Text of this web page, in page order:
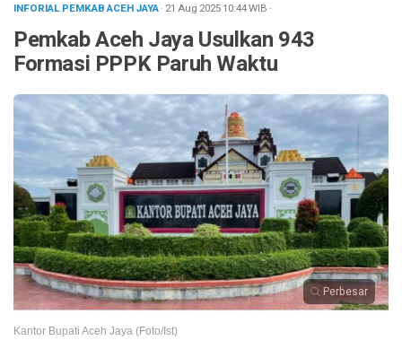
INFORIAL PEMKAB ACEH JAYA· 21 Aug 202510:44WIB ·
Pemkab Aceh Jaya Usulkan 943
Formasi PPPK Paruh Waktu
Perbesar
Kantor Bupati Aceh Jaya (Foto/Ist)